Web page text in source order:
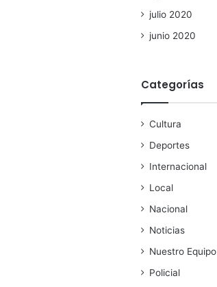
julio 2020
junio 2020
Categorías
Cultura
Deportes
Internacional
Local
Nacional
Noticias
Nuestro Equipo
Policial